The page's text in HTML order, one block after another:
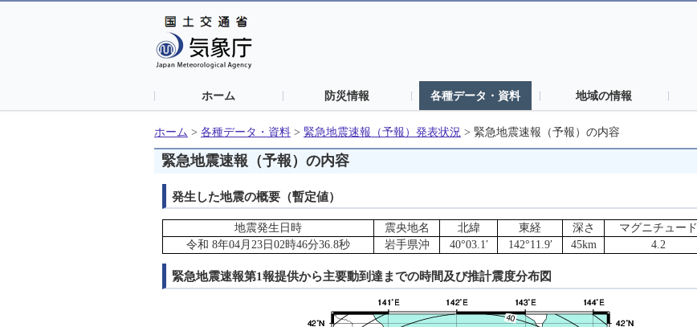
ホーム 防災情報 各種データ・資料 地域の情報
ホーム > 各種データ・資料 > 緊急地震速報（予報）発表状況 > 緊急地震速報（予報）の内容
緊急地震速報（予報）の内容
発生した地震の概要（暫定値）
地震発生日時 震央地名 北緯 東経 深さ マグニチュード
令和 8年04月23日02時46分36.8秒
岩手県沖 40°03.1′ 142°11.9′ 45km 4.2
緊急地震速報第1報提供から主要動到達までの時間及び推計震度分布図